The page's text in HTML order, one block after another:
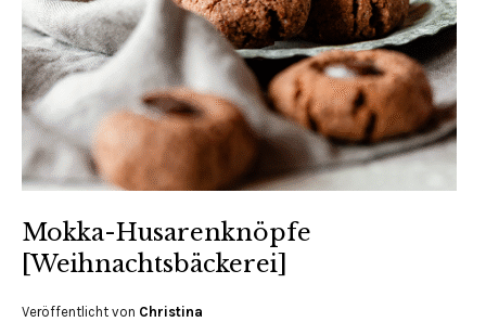
Mokka-Husarenknöpfe
[Weihnachtsbäckerei]
Veröffentlicht von Christina